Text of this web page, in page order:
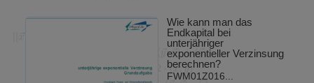
Wie kann man das
Endkapital bei
unterjähriger
exponentieller Verzinsung
berechnen?
FWM01Z016...